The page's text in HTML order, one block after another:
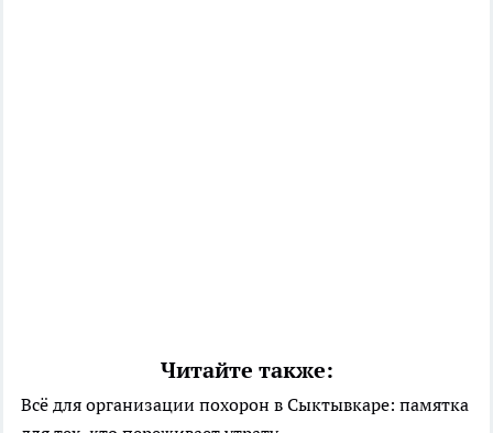
Читайте также:
Всё для организации похорон в Сыктывкаре: памятка